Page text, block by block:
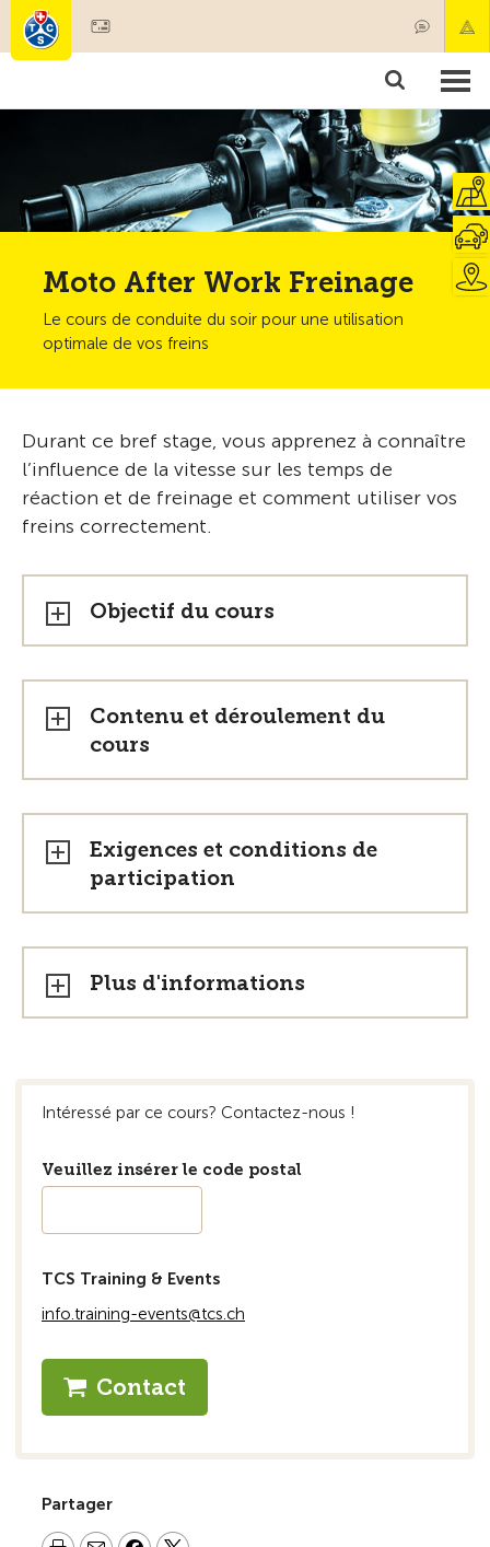
Produits & services
Moto After Work Freinage
Le cours de conduite du soir pour une utilisation
optimale de vos freins
Durant ce bref stage, vous apprenez à connaître
l’influence de la vitesse sur les temps de
réaction et de freinage et comment utiliser vos
freins correctement.
Objectif du cours
Contenu et déroulement du
cours
Exigences et conditions de
participation
Plus d'informations
Intéressé par ce cours? Contactez-nous !
Veuillez insérer le code postal
TCS Training & Events
info.training-events@tcs.ch
Contact
Partager